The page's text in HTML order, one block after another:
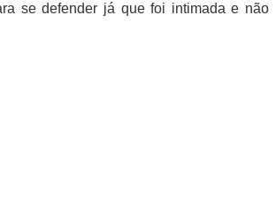
se defender já que foi intimada e não